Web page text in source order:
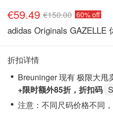
€59.49 €150.00 60% off
adidas Originals
折扣详情
Breuninger 现有 极限大甩
+限时额外85折 ，折扣码
注意：不同尺码价格不同